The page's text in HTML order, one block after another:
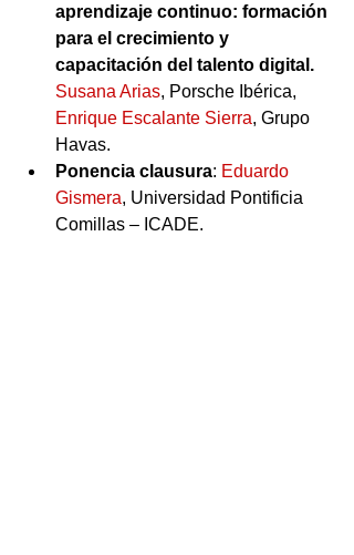
aprendizaje continuo: formación
para el crecimiento y
capacitación del talento digital.
Susana Arias, Porsche Ibérica,
Enrique Escalante Sierra, Grupo
Havas.
Ponencia clausura: Eduardo
Gismera, Universidad Pontificia
Comillas – ICADE.